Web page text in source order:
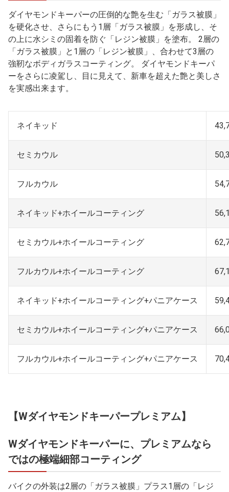
ダイヤモンドキーパーの圧倒的な艶を生む「ガラス被膜」
を硬化させ、さらにもう1層「ガラス被膜」を形成し、そ
の上に水シミの固着を防ぐ「レジン被膜」を塗布。 2層の
「ガラス被膜」と1層の「レジン被膜」、合わせて3層の
強靭なボディガラスコーティング。 ダイヤモンドキーパ
ーをさらに凌駕し、目に見えて、新車を超えた艶と美しさ
を実感出来ます。
ネイキッド
セミカウル
フルカウル
ネイキッド+ホイールコーティング
セミカウル+ホイールコーティング
フルカウル+ホイールコーティング
ネイキッド+ホイールコーティング+パニアケース
セミカウル+ホイールコーティング+パニアケース
フルカウル+ホイールコーティング+パニアケース
【Wダイヤモンドキーパープレミアム】
Wダイヤモンドキーパーに、プレミアムなら
ではの極端細部コーティング
バイクの外装は2層の「ガラス被膜」プラス1層の「レジ